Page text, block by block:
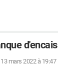
13 mars 2022 à 19:47